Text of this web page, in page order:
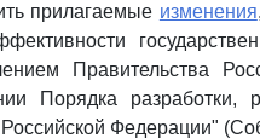
прилагаемые изменения
Правительства
Порядка разработки,
Федерации"